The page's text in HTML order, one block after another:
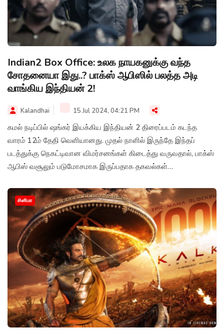
Indian2 Box Office: உலக நாயகனுக்கு வந்த
சோதனையா இது..? பாக்ஸ் ஆபிஸில் பலத்த அடி
வாங்கிய இந்தியன் 2!
Kalandhai 15 Jul 2024, 04:21 PM
கமல் நடிப்பில் ஷங்கர் இயக்கிய இந்தியன் 2 திரைப்படம் கடந்த
வாரம் 12ம் தேதி வெளியானது. முதல் நாளில் இருந்தே இந்தப்
படத்துக்கு நெகட்டிவான விமர்சனங்கள் கிடைத்து வருவதால், பாக்ஸ்
ஆபிஸ் வசூலும் படுமோசமாக இருப்பதாக தகவல்கள்
சினிமா